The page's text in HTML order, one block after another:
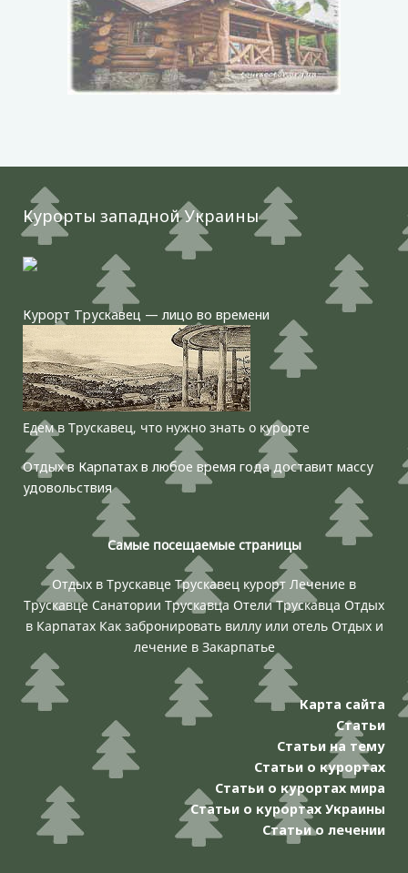
Курорты западной Украины
Курорт Трускавец — лицо во времени
Едем в Трускавец, что нужно знать о курорте
Отдых в Карпатах в любое время года доставит массу
удовольствия
Самые посещаемые страницы
Отдых в Трускавце Трускавец курорт Лечение в
Трускавце Санатории Трускавца Отели Трускавца Отдых
в Карпатах Как забронировать виллу или отель Отдых и
лечение в Закарпатье
Карта сайта
Статьи
Статьи на тему
Статьи о курортах
Статьи о курортах мира
Статьи о курортах Украины
Статьи о лечении